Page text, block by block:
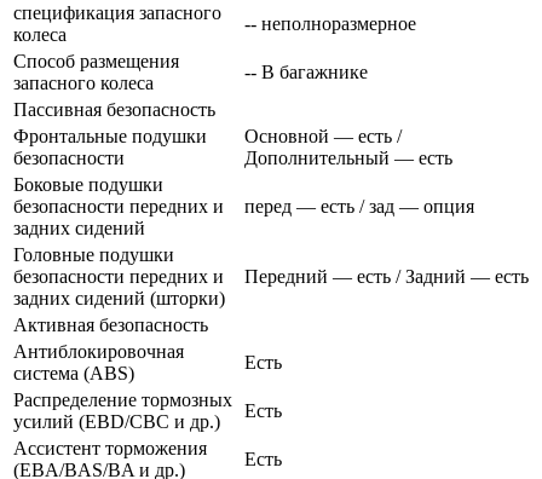
спецификация запасного
колеса
-- неполноразмерное
Способ размещения
запасного колеса
-- В багажнике
Пассивная безопасность
Фронтальные подушки
безопасности
Основной — есть /
Дополнительный — есть
Боковые подушки
безопасности передних и
задних сидений
перед — есть / зад — опция
Головные подушки
безопасности передних и
задних сидений (шторки)
Передний — есть / Задний — есть
Активная безопасность
Антиблокировочная
система (ABS)
Есть
Распределение тормозных
усилий (EBD/CBC и др.)
Есть
Ассистент торможения
(EBA/BAS/BA и др.)
Есть